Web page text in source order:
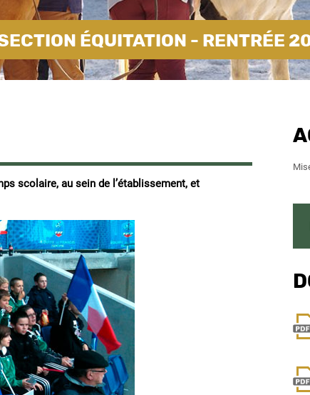
ÉQUITATION - RENTRÉE
scolaire, au sein de l’établissement, et